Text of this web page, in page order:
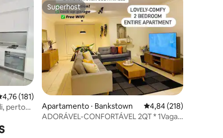
de uma avaliação média de 5, 181 avaliações
4,76 (181)
perto
Superhost
Superhost
Apartamento ⋅ Bankstown 4,84 de uma avaliação
4,84 (218)
ADORÁVEL-CONFORTÁVEL 2QT * 1Vaga